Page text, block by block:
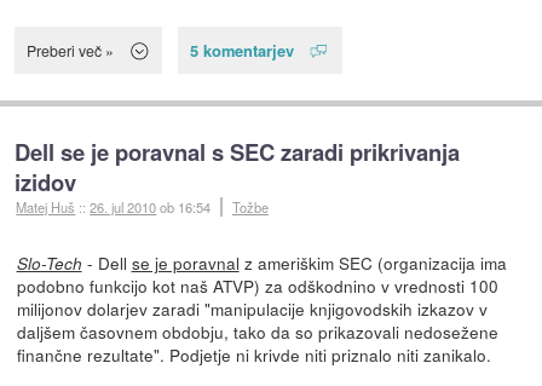
Preberi več » 5 komentarjev
Dell se je poravnal s SEC zaradi prikrivanja
izidov
Matej Huš ::26. jul 2010ob 16:54 Tožbe
Slo-Tech - Dell se je poravnal z ameriškim SEC (organizacija ima
podobno funkcijo kot naš ATVP) za odškodnino v vrednosti 100
milijonov dolarjev zaradi "manipulacije knjigovodskih izkazov v
daljšem časovnem obdobju, tako da so prikazovali nedosežene
finančne rezultate". Podjetje ni krivde niti priznalo niti zanikalo.